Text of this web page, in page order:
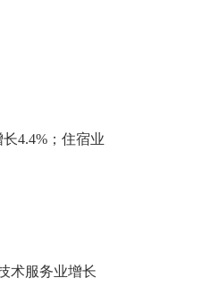
4.4%；住宿业
术服务业增长